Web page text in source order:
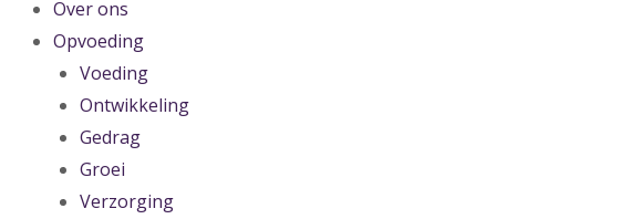
Over ons
Opvoeding
Voeding
Ontwikkeling
Gedrag
Groei
Verzorging